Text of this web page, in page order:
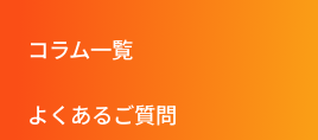
コラム一覧
よくあるご質問